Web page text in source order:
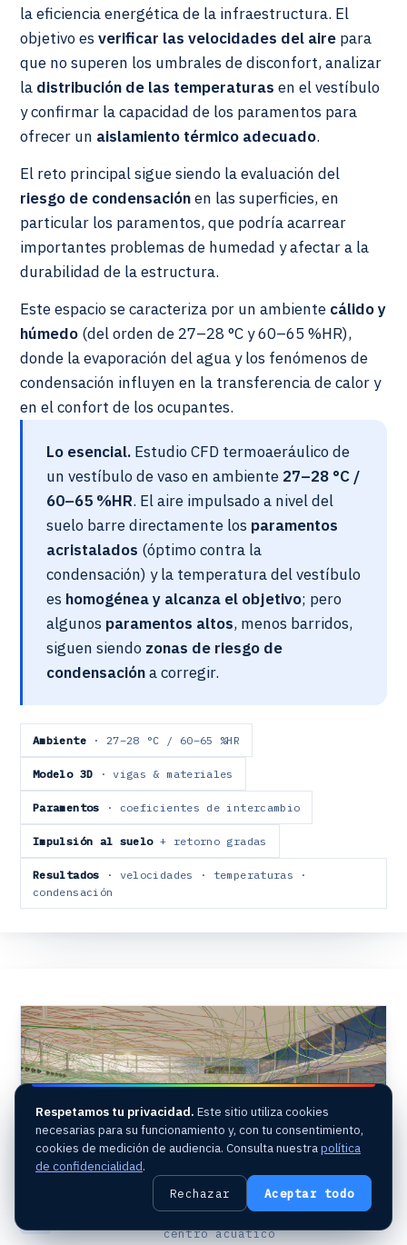
la eficiencia energética de la infraestructura. El
objetivo esverificar las velocidades del aire para
que no superen los umbrales de disconfort, analizar
la distribución de las temperaturas en el vestíbulo
y confirmar la capacidad de los paramentos para
ofrecer un aislamiento térmico adecuado.
El reto principal sigue siendo la evaluación del
riesgo de condensaciónen las superficies, en
particular los paramentos, que podría acarrear
importantes problemas de humedad y afectar a la
durabilidad de la estructura.
Este espacio se caracteriza por un ambiente cálido y
húmedo (del orden de 27–28 °C y 60–65 %HR),
donde la evaporación del agua y los fenómenos de
condensación influyen en la transferencia de calor y
en el confort de los ocupantes.
Lo esencial. Estudio CFD termoaeráulico de
un vestíbulo de vaso en ambiente 27–28 °C /
60–65 %HR. El aire impulsado a nivel del
suelo barre directamente los paramentos
acristalados (óptimo contra la
condensación) y la temperatura del vestíbulo
es homogénea y alcanza el objetivo; pero
algunos paramentos altos, menos barridos,
siguen siendo zonas de riesgo de
condensacióna corregir.
Ambiente· 27–28 °C / 60–65 %HR
Modelo 3D · vigas & materiales
Paramentos · coeficientes de intercambio
Impulsión al suelo+ retorno gradas
Resultados · velocidades · temperaturas ·
condensación
Líneas de corriente en el interior del
centro acuático
Respetamos tu privacidad. Este sitio utiliza cookies
necesarias para su funcionamiento y, con tu consentimiento,
cookies de medición de audiencia. Consulta nuestrapolítica
de confidencialidad.
Rechazar Aceptar todo